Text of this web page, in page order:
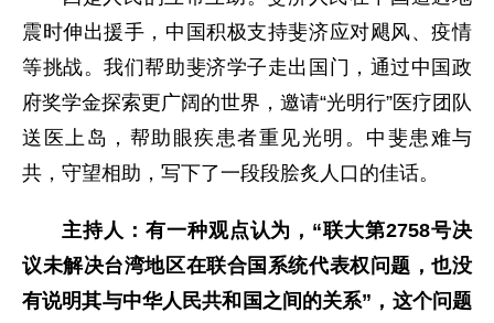
震时伸出援手，中国积极支持斐济应对飓风、疫情
等挑战。我们帮助斐济学子走出国门，通过中国政
府奖学金探索更广阔的世界，邀请“光明行”医疗团队
送医上岛，帮助眼疾患者重见光明。中斐患难与
共，守望相助，写下了一段段脍炙人口的佳话。
主持人：有一种观点认为，“联大第2758号决
议未解决台湾地区在联合国系统代表权问题，也没
有说明其与中华人民共和国之间的关系”，这个问题